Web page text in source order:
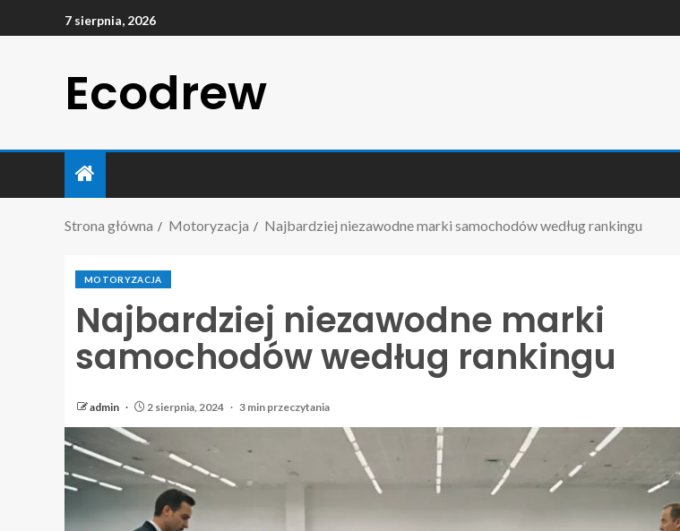
7 sierpnia, 2026
Ecodrew
Strona główna Motoryzacja Najbardziej niezawodne marki samochodów według rankingu
MOTORYZACJA
Najbardziej niezawodne marki
samochodów według rankingu
admin 2 sierpnia, 2024 3 min przeczytania